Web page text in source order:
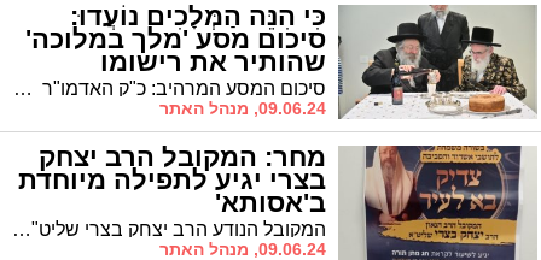
כִּי הִנֵּה הַמְּלָכִים נוֹעֲדוּ:
סיכום מסע 'מלך במלוכה'
שהותיר את רישומו
המהדהד בעיר סיכום המסע המרהיב: כ"ק האדמו"ר מויז'ניץ שליט"א בביקורים בבתי אדמור"י ורבני העיר אשדוד במסגרת מסע הקודש "מלך במלוכה"
09.06.24, מנהל האתר
מחר: המקובל הרב יצחק
בצרי יגיע לתפילה מיוחדת
ב'אסותא'
המקובל הנודע הרב יצחק בצרי שליט"א יערוך תפילה מיוחדת בבית הכנסת שבבית החולים
09.06.24, מנהל האתר